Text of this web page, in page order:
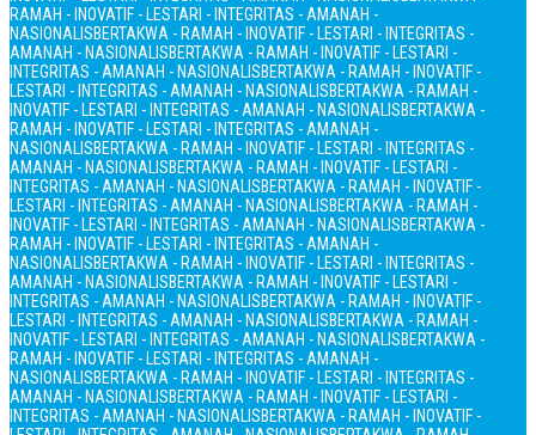
RAMAH - INOVATIF - LESTARI - INTEGRITAS - AMANAH -
NASIONALISBERTAKWA - RAMAH - INOVATIF - LESTARI - INTEGRITAS -
AMANAH - NASIONALISBERTAKWA - RAMAH - INOVATIF - LESTARI -
INTEGRITAS - AMANAH - NASIONALISBERTAKWA - RAMAH - INOVATIF -
LESTARI - INTEGRITAS - AMANAH - NASIONALISBERTAKWA - RAMAH -
INOVATIF - LESTARI - INTEGRITAS - AMANAH - NASIONALISBERTAKWA -
RAMAH - INOVATIF - LESTARI - INTEGRITAS - AMANAH -
NASIONALISBERTAKWA - RAMAH - INOVATIF - LESTARI - INTEGRITAS -
AMANAH - NASIONALISBERTAKWA - RAMAH - INOVATIF - LESTARI -
INTEGRITAS - AMANAH - NASIONALISBERTAKWA - RAMAH - INOVATIF -
LESTARI - INTEGRITAS - AMANAH - NASIONALISBERTAKWA - RAMAH -
INOVATIF - LESTARI - INTEGRITAS - AMANAH - NASIONALISBERTAKWA -
RAMAH - INOVATIF - LESTARI - INTEGRITAS - AMANAH -
NASIONALISBERTAKWA - RAMAH - INOVATIF - LESTARI - INTEGRITAS -
AMANAH - NASIONALISBERTAKWA - RAMAH - INOVATIF - LESTARI -
INTEGRITAS - AMANAH - NASIONALISBERTAKWA - RAMAH - INOVATIF -
LESTARI - INTEGRITAS - AMANAH - NASIONALISBERTAKWA - RAMAH -
INOVATIF - LESTARI - INTEGRITAS - AMANAH - NASIONALISBERTAKWA -
RAMAH - INOVATIF - LESTARI - INTEGRITAS - AMANAH -
NASIONALISBERTAKWA - RAMAH - INOVATIF - LESTARI - INTEGRITAS -
AMANAH - NASIONALISBERTAKWA - RAMAH - INOVATIF - LESTARI -
INTEGRITAS - AMANAH - NASIONALISBERTAKWA - RAMAH - INOVATIF -